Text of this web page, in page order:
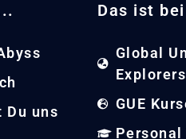
Du uns
Das ist
Global
Explorers
GUE